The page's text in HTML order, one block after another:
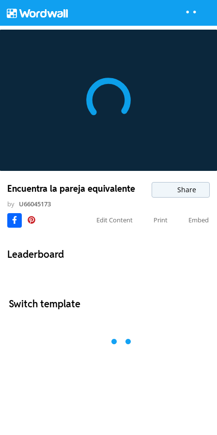
Encuentra la pareja equivalente Share
by U66045173
Edit Content
Print Embed
Leaderboard
Switch template